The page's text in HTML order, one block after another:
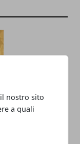
nostro sito
a quali